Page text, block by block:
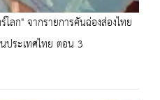
ลก" จากรายการคันฉ่องส่องไทย
ประเทศไทย ตอน 3